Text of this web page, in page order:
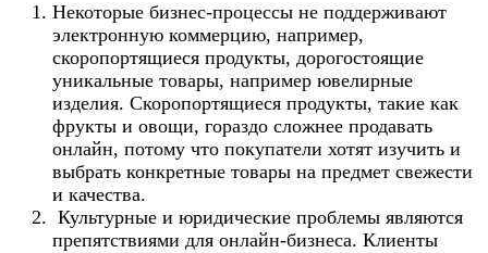
Некоторые бизнес-процессы не поддерживают
электронную коммерцию, например,
скоропортящиеся продукты, дорогостоящие
уникальные товары, например ювелирные
изделия. Скоропортящиеся продукты, такие как
фрукты и овощи, гораздо сложнее продавать
онлайн, потому что покупатели хотят изучить и
выбрать конкретные товары на предмет свежести
и качества.
Культурные и юридические проблемы являются
препятствиями для онлайн-бизнеса. Клиенты